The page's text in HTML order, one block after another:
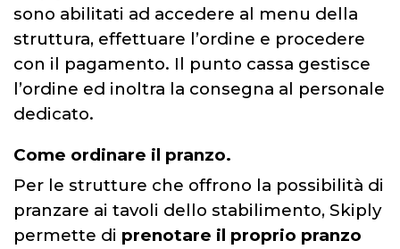
sono abilitati ad accedere al menu della
struttura, effettuare l’ordine e procedere
con il pagamento. Il punto cassa gestisce
l’ordine ed inoltra la consegna al personale
dedicato.
Come ordinare il pranzo.
Per le strutture che offrono la possibilità di
pranzare ai tavoli dello stabilimento, Skiply
permette di prenotare il proprio pranzo